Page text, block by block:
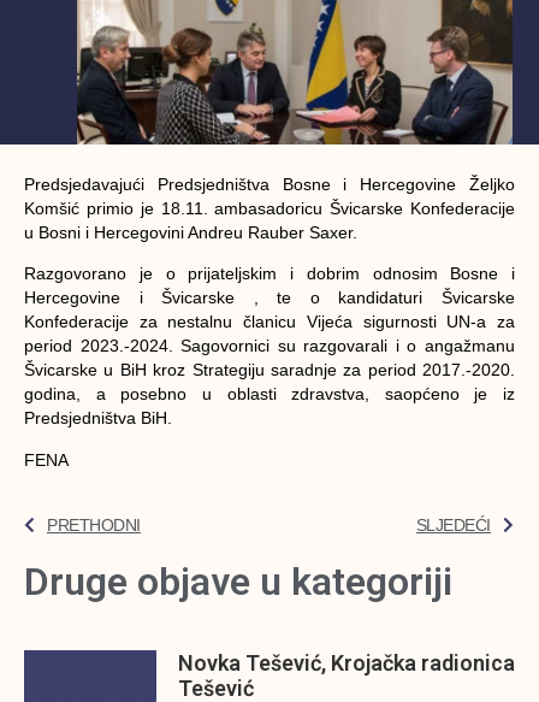
Predsjedavajući Predsjedništva Bosne i Hercegovine Željko
Komšić primio je 18.11. ambasadoricu Švicarske Konfederacije
u Bosni i Hercegovini Andreu Rauber Saxer.
Razgovorano je o prijateljskim i dobrim odnosim Bosne i
Hercegovine i Švicarske , te o kandidaturi Švicarske
Konfederacije za nestalnu članicu Vijeća sigurnosti UN-a za
period 2023.-2024. Sagovornici su razgovarali i o angažmanu
Švicarske u BiH kroz Strategiju saradnje za period 2017.-2020.
godina, a posebno u oblasti zdravstva, saopćeno je iz
Predsjedništva BiH.
FENA
PRETHODNI SLJEDEĆI
Druge objave u kategoriji
Novka Tešević, Krojačka radionica
Tešević